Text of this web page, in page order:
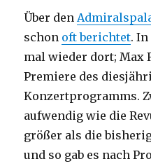
Über den
schon oft berichtet.
mal wieder dort; Max
Premiere des
Konzertprogramms.
aufwendig wie die
größer als die
und so gab es nach